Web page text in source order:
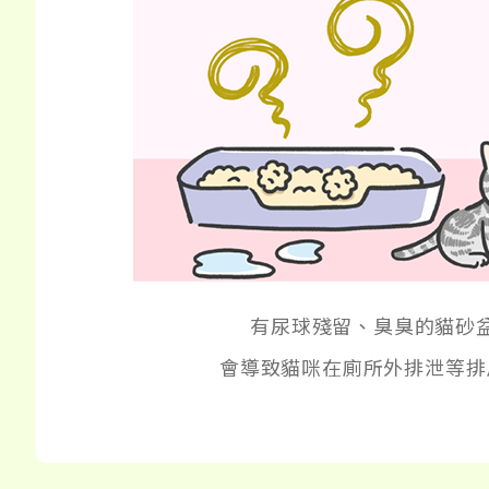
有尿球殘留、臭臭的貓砂
會導致貓咪在廁所外排泄等